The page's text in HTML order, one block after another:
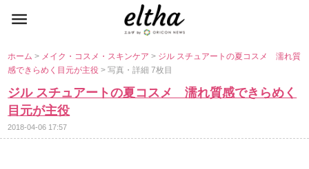
ホーム> メイク・コスメ・スキンケア> ジル スチュアートの夏コスメ 濡れ質
感できらめく目元が主役> 写真・詳細 7枚目
ジル スチュアートの夏コスメ 濡れ質感できらめく
目元が主役
2018-04-06 17:57